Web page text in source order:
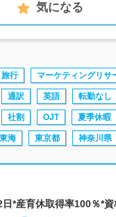
気になる
旅行 マーケティングリサ
通訳 英語 転勤なし
社割 OJT 夏季休暇
東海 東京都 神奈川県
*産育休取得率100％*